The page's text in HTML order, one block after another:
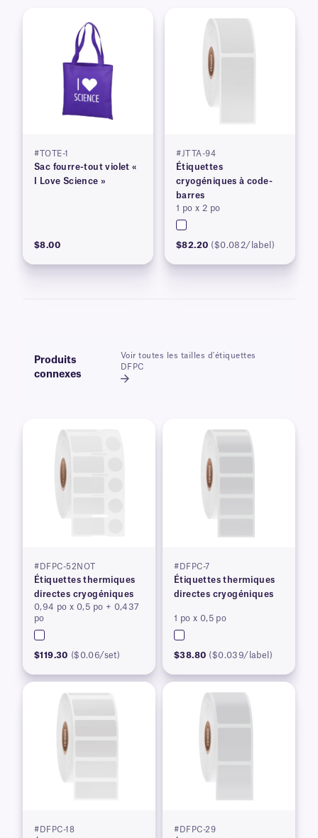
#TOTE-1
Sac fourre-tout violet «
I Love Science »
$8.00
#JTTA-94
Étiquettes
cryogéniques à code-
barres
1 po x 2 po
$82.20 ($0.082/label)
Produits
connexes
Voir toutes les tailles d'étiquettes
DFPC
#DFPC-52NOT
Étiquettes thermiques
directes cryogéniques
0,94 po x 0,5 po + 0,437
po
$119.30 ($0.06/set)
#DFPC-7
Étiquettes thermiques
directes cryogéniques
1 po x 0,5 po
$38.80 ($0.039/label)
#DFPC-18 #DFPC-29